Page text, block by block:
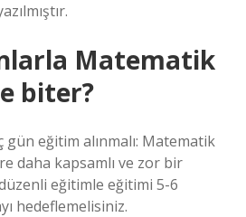
Matematik
biter?
eğitim alınmalı: Matematik
daha kapsamlı ve zor bir
eğitimle eğitimi 5-6
hedeflemelisiniz.